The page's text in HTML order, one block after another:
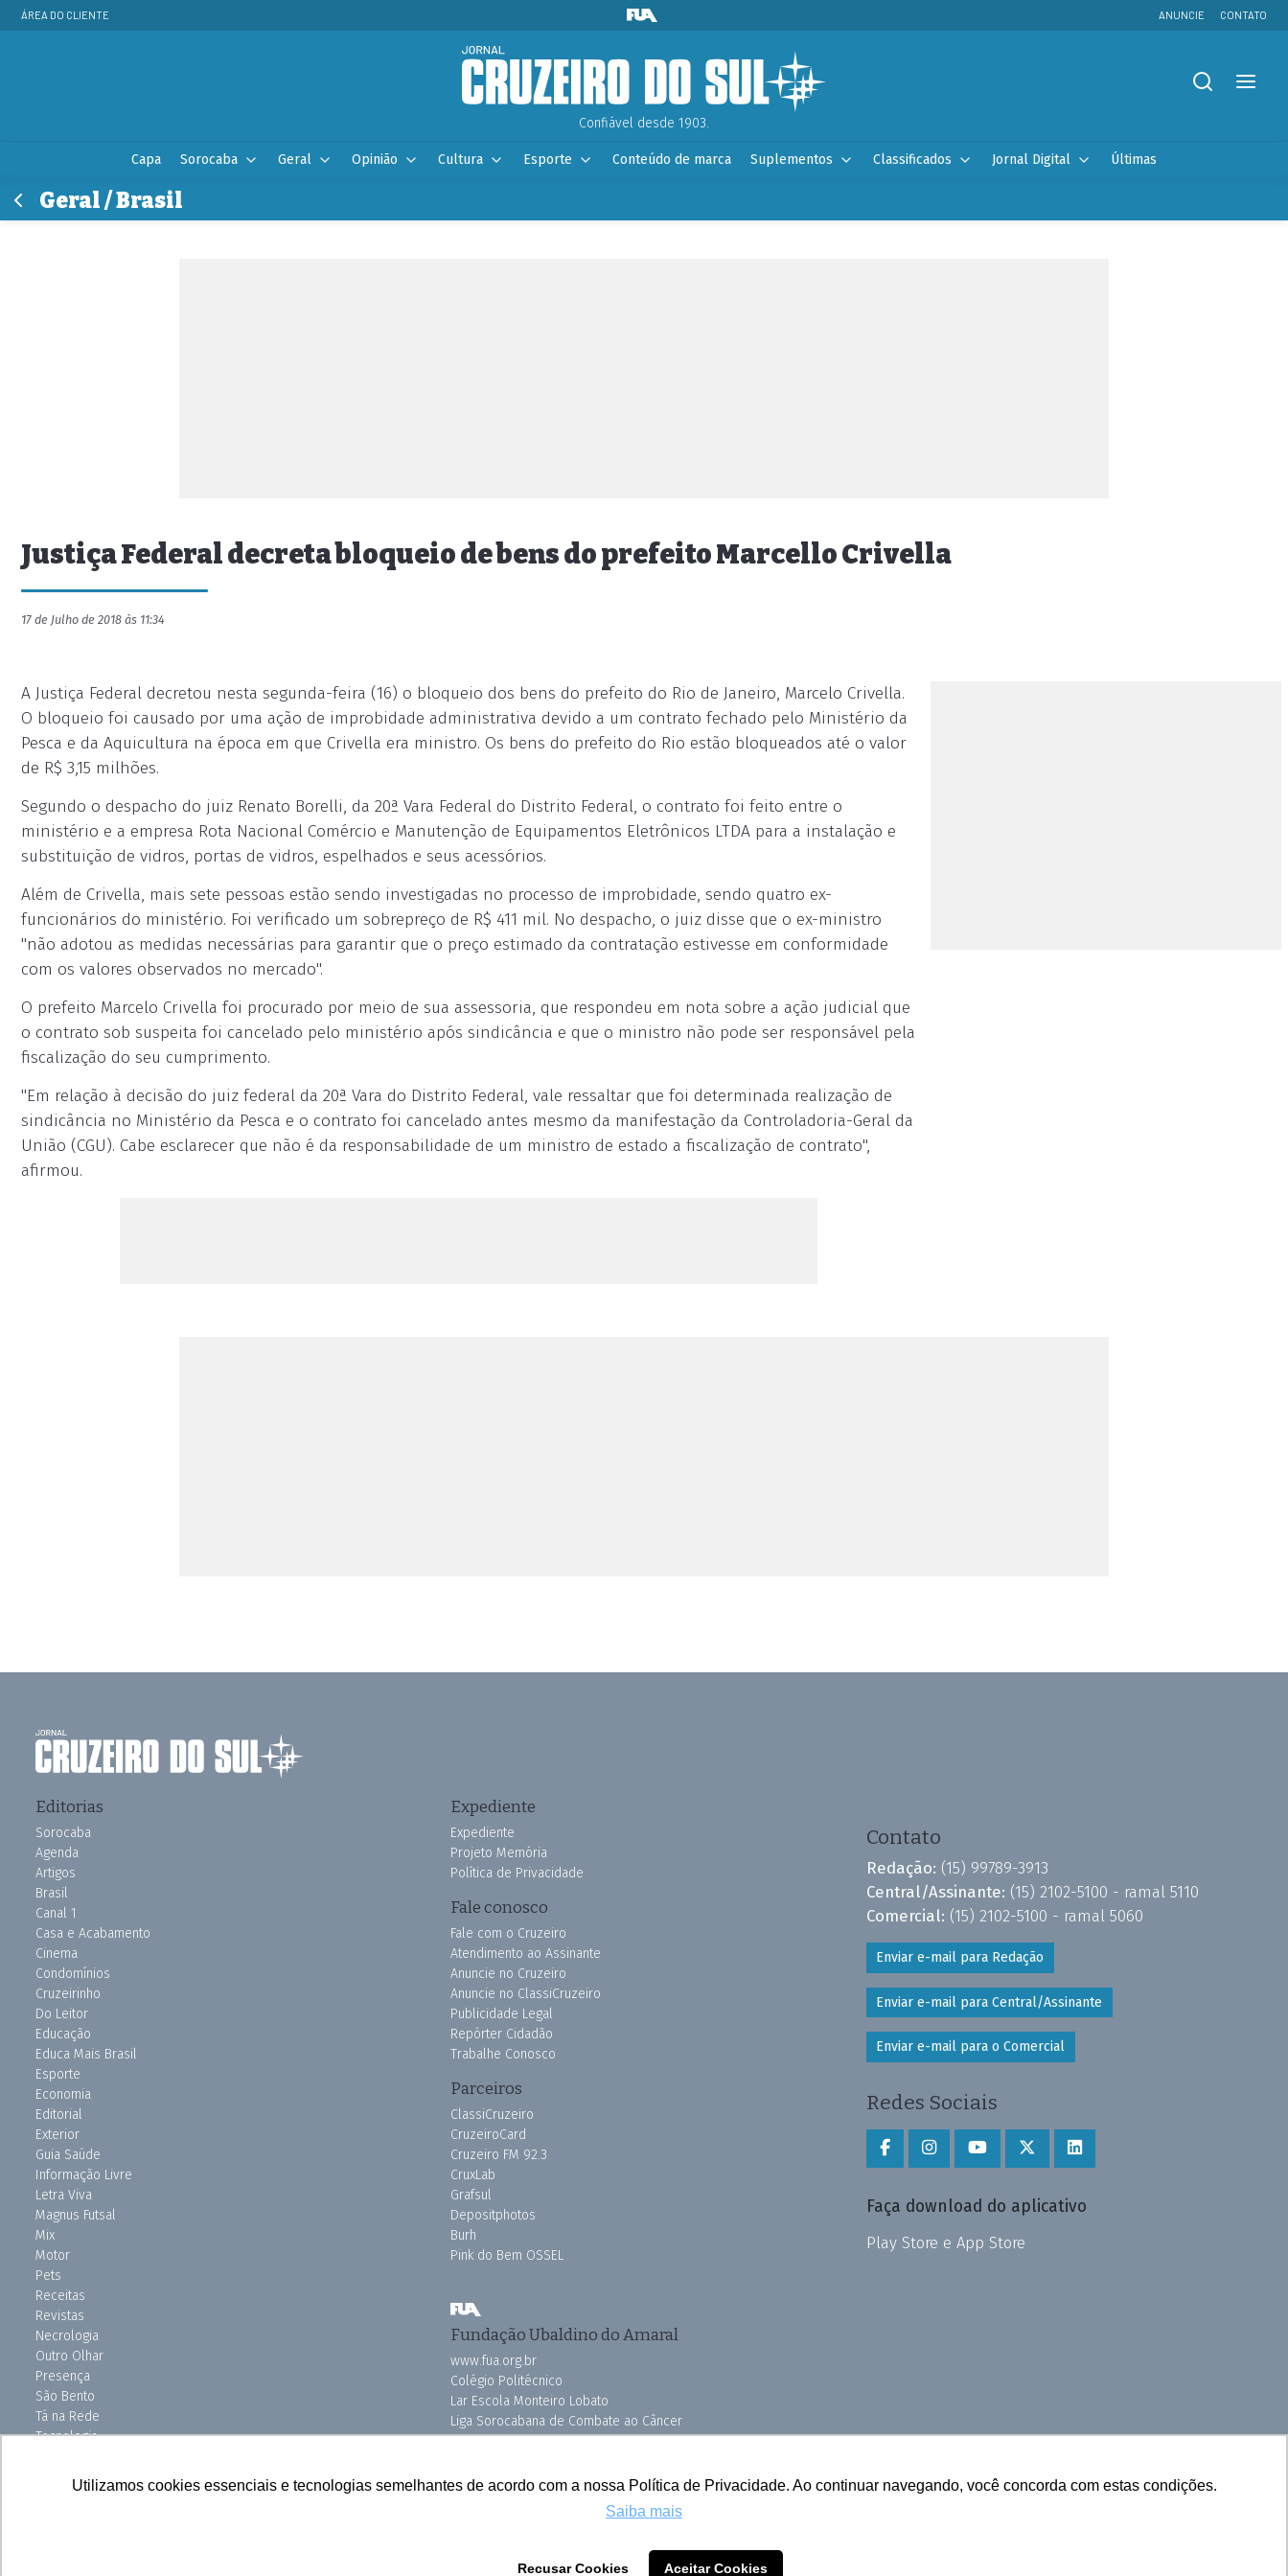
Utilizamos cookies essenciais e tecnologias semelhantes de acordo com a nossa Política de Privacidade. Ao continuar navegando, você concorda com estas condições.
Saiba mais
Recusar Cookies Aceitar Cookies
ÁREA DO CLIENTE ANUNCIE CONTATO
Confiável desde 1903.
Capa Sorocaba Geral Opinião Cultura Esporte Conteúdo de marca Suplementos Classificados Jornal Digital Últimas
Geral / Brasil
Justiça Federal decreta bloqueio de bens do prefeito Marcello Crivella
17 de Julho de 2018 às 11:34
A Justiça Federal decretou nesta segunda-feira (16) o bloqueio dos bens do prefeito do Rio de Janeiro, Marcelo Crivella.
O bloqueio foi causado por uma ação de improbidade administrativa devido a um contrato fechado pelo Ministério da
Pesca e da Aquicultura na época em que Crivella era ministro. Os bens do prefeito do Rio estão bloqueados até o valor
de R$ 3,15 milhões.
Segundo o despacho do juiz Renato Borelli, da 20ª Vara Federal do Distrito Federal, o contrato foi feito entre o
ministério e a empresa Rota Nacional Comércio e Manutenção de Equipamentos Eletrônicos LTDA para a instalação e
substituição de vidros, portas de vidros, espelhados e seus acessórios.
Além de Crivella, mais sete pessoas estão sendo investigadas no processo de improbidade, sendo quatro ex-
funcionários do ministério. Foi verificado um sobrepreço de R$ 411 mil. No despacho, o juiz disse que o ex-ministro
"não adotou as medidas necessárias para garantir que o preço estimado da contratação estivesse em conformidade
com os valores observados no mercado".
O prefeito Marcelo Crivella foi procurado por meio de sua assessoria, que respondeu em nota sobre a ação judicial que
o contrato sob suspeita foi cancelado pelo ministério após sindicância e que o ministro não pode ser responsável pela
fiscalização do seu cumprimento.
"Em relação à decisão do juiz federal da 20ª Vara do Distrito Federal, vale ressaltar que foi determinada realização de
sindicância no Ministério da Pesca e o contrato foi cancelado antes mesmo da manifestação da Controladoria-Geral da
União (CGU). Cabe esclarecer que não é da responsabilidade de um ministro de estado a fiscalização de contrato",
afirmou.
Editorias
Sorocaba
Agenda
Artigos
Brasil
Canal 1
Casa e Acabamento
Cinema
Condomínios
Cruzeirinho
Do Leitor
Educação
Educa Mais Brasil
Esporte
Economia
Editorial
Exterior
Guia Saúde
Informação Livre
Letra Viva
Magnus Futsal
Mix
Motor
Pets
Receitas
Revistas
Necrologia
Outro Olhar
Presença
São Bento
Tá na Rede
Tecnologia
Uniso Ciência
Expediente
Expediente
Projeto Memória
Política de Privacidade
Fale conosco
Fale com o Cruzeiro
Atendimento ao Assinante
Anuncie no Cruzeiro
Anuncie no ClassiCruzeiro
Publicidade Legal
Repórter Cidadão
Trabalhe Conosco
Parceiros
ClassiCruzeiro
CruzeiroCard
Cruzeiro FM 92.3
CruxLab
Grafsul
Depositphotos
Burh
Pink do Bem OSSEL
Fundação Ubaldino do Amaral
www.fua.org.br
Colégio Politécnico
Lar Escola Monteiro Lobato
Liga Sorocabana de Combate ao Câncer
Vila dos Velhinhos
Contato
Redação: (15) 99789-3913
Central/Assinante: (15) 2102-5100 - ramal 5110
Comercial: (15) 2102-5100 - ramal 5060
Enviar e-mail para Redação
Enviar e-mail para Central/Assinante
Enviar e-mail para o Comercial
Redes Sociais
Faça download do aplicativo
Play Store e App Store
Todos os direitos reservados © 2025 Cruzeiro do Sul